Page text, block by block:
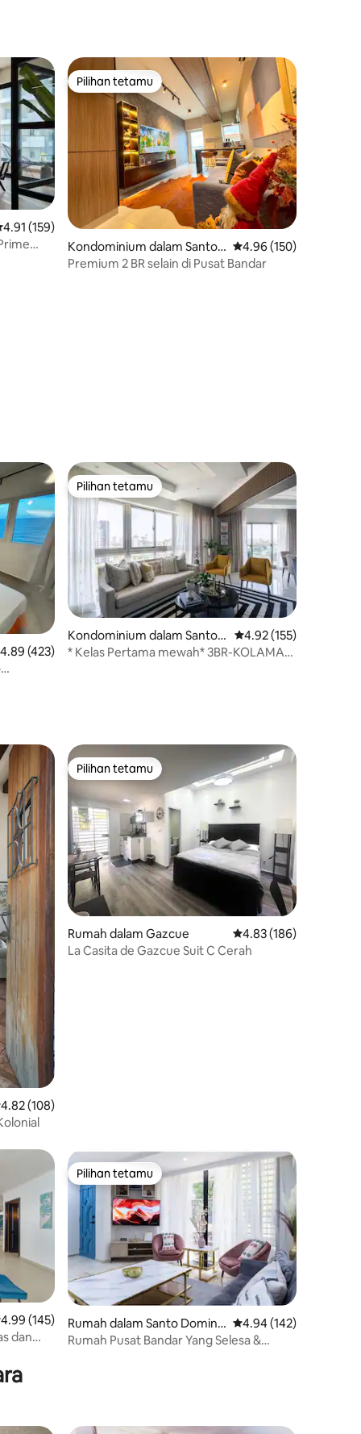
purata 4.91 daripada 5, 159 ulasan
4.91 (159)
Pilihan tetamu
Pilihan tetamu
Kondominium dalam Santo
Domingo
Penarafan purata 4.96
4.96 (150)
Premium 2 BR selain di Pusat Bandar
purata 4.89 daripada 5, 423 ulasan
4.89 (423)
Pilihan tetamu
Pilihan tetamu
Kondominium dalam Santo
Domingo
Penarafan purata 4.92
4.92 (155)
* Kelas Pertama mewah* 3BR-KOLAMAR
purata 4.82 daripada 5, 108 ulasan
4.82 (108)
Pilihan tetamu
Pilihan tetamu
Rumah dalam Gazcue Penarafan purata 4.83
4.83 (186)
La Casita de Gazcue Suit C Cerah
purata 4.99 daripada 5, 145 ulasan
4.99 (145)
dan
Pilihan tetamu
Pilihan tetamu
Rumah dalam Santo Doming
o de Guzman
Penarafan purata 4.94
4.94 (142)
Rumah Pusat Bandar Yang Selesa &